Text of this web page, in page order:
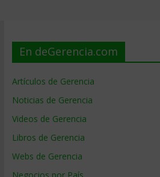
En deGerencia.com
Artículos de Gerencia
Noticias de Gerencia
Videos de Gerencia
Libros de Gerencia
Webs de Gerencia